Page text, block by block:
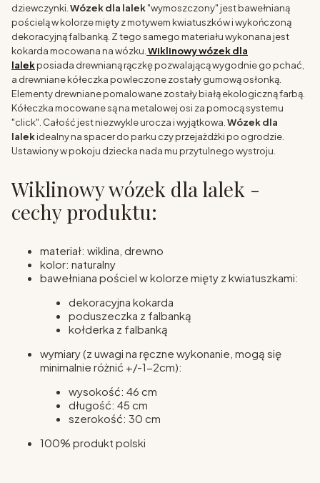
dziewczynki. Wózek dla lalek"wymoszczony" jest bawełnianą
pościelą w kolorze mięty z motywem kwiatuszków i wykończoną
dekoracyjną falbanką. Z tego samego materiału wykonana jest
kokarda mocowana na wózku. Wiklinowy wózek dla
lalekposiada drewnianą rączkę pozwalającą wygodnie go pchać,
a drewniane kółeczka powleczone zostały gumową osłonką.
Elementy drewniane pomalowane zostały białą ekologiczną farbą.
Kółeczka mocowane są na metalowej osi za pomocą systemu
"click". Całość jest niezwykle urocza i wyjątkowa. Wózek dla
lalekidealny na spacer do parku czy przejażdżki po ogrodzie.
Ustawiony w pokoju dziecka nada mu przytulnego wystroju.
Wiklinowy wózek dla lalek -
cechy produktu:
materiał: wiklina, drewno
kolor: naturalny
bawełniana pościel w kolorze mięty z kwiatuszkami:
dekoracyjna kokarda
poduszeczka z falbanką
kołderka z falbanką
wymiary (z uwagi na ręczne wykonanie, mogą się
minimalnie różnić +/-1-2cm):
wysokość: 46 cm
długość: 45 cm
szerokość: 30 cm
100% produkt polski